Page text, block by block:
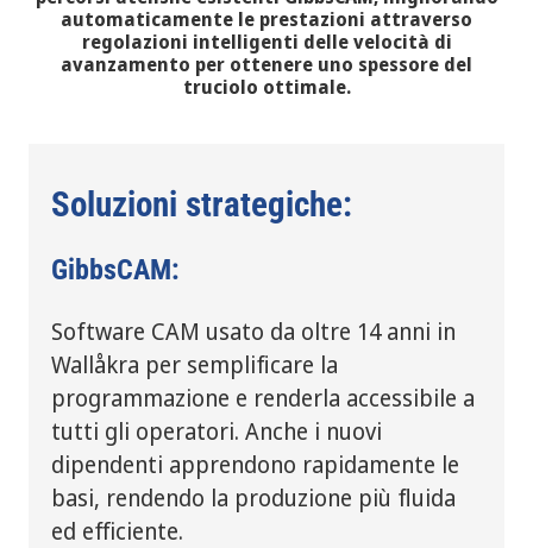
automaticamente le prestazioni attraverso
regolazioni intelligenti delle velocità di
avanzamento per ottenere uno spessore del
truciolo ottimale.
Soluzioni strategiche:
GibbsCAM:
Software CAM usato da oltre 14 anni in
Wallåkra per semplificare la
programmazione e renderla accessibile a
tutti gli operatori. Anche i nuovi
dipendenti apprendono rapidamente le
basi, rendendo la produzione più fluida
ed efficiente.